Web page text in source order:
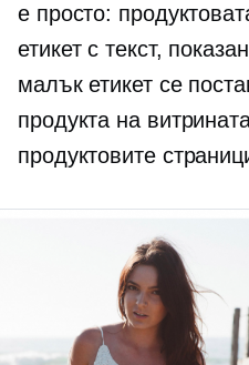
е просто:
етикет с текст,
малък етикет се
продукта на
продуктовите